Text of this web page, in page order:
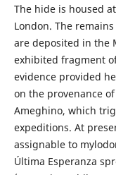
The hide is housed
London. The
are deposited in the
exhibited fragment
evidence provided
on the provenance
Ameghino, which
expeditions. At
assignable to
Última Esperanza